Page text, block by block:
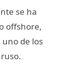
se ha
offshore,
uno de los